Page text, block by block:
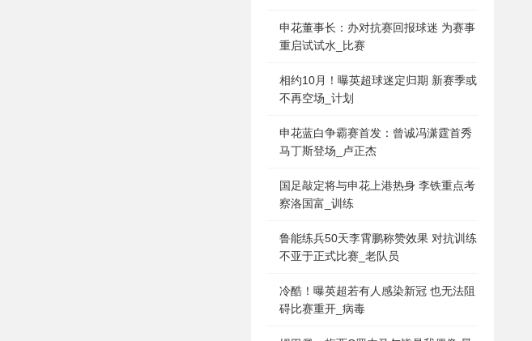
申花董事长：办对抗赛回报球迷 为赛事
重启试试水_比赛
相约10月！曝英超球迷定归期 新赛季或
不再空场_计划
申花蓝白争霸赛首发：曾诚冯潇霆首秀
马丁斯登场_卢正杰
国足敲定将与申花上港热身 李铁重点考
察洛国富_训练
鲁能练兵50天李霄鹏称赞效果 对抗训练
不亚于正式比赛_老队员
冷酷！曝英超若有人感染新冠 也无法阻
碍比赛重开_病毒